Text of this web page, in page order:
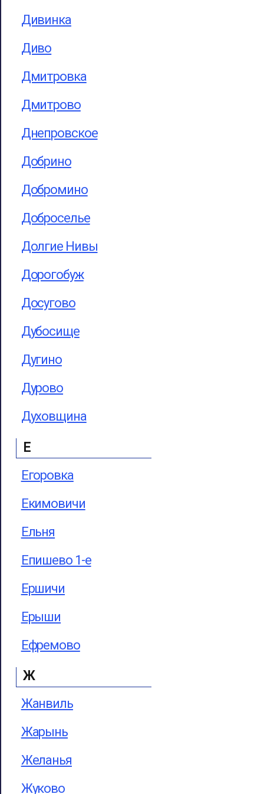
Дивинка
Диво
Дмитровка
Дмитрово
Днепровское
Добрино
Добромино
Доброселье
Долгие Нивы
Дорогобуж
Досугово
Дубосище
Дугино
Дурово
Духовщина
Е
Егоровка
Екимовичи
Ельня
Епишево 1-е
Ершичи
Ерыши
Ефремово
Ж
Жанвиль
Жарынь
Желанья
Жуково